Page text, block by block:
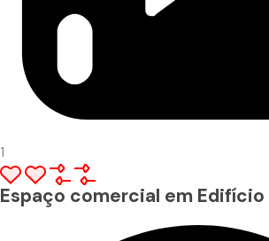
1
Espaço comercial em Edifício